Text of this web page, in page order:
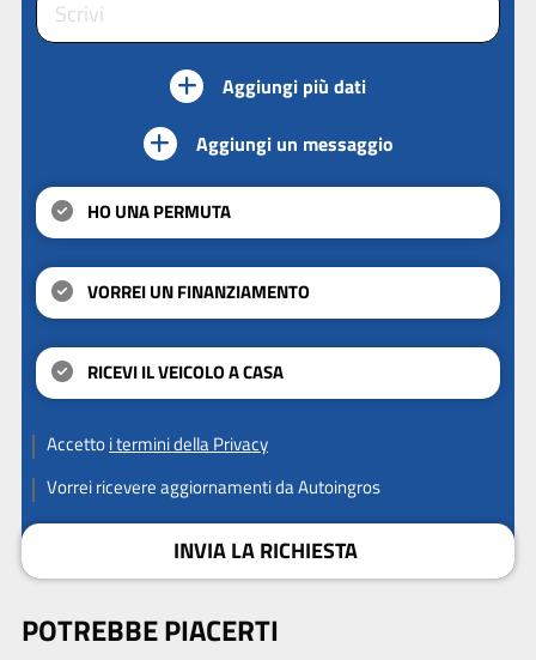
Aggiungi più dati
Aggiungi un messaggio
HO UNA PERMUTA
VORREI UN FINANZIAMENTO
RICEVI IL VEICOLO A CASA
Accettoi termini della Privacy
Vorrei ricevere aggiornamenti da Autoingros
INVIA LA RICHIESTA
POTREBBE PIACERTI